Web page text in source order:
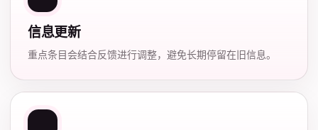
信息更新
重点条目会结合反馈进行调整，避免长期停留在旧信息。